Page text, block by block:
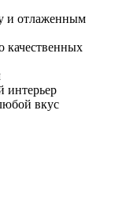
и отлаженным
качественных
интерьер
вкус